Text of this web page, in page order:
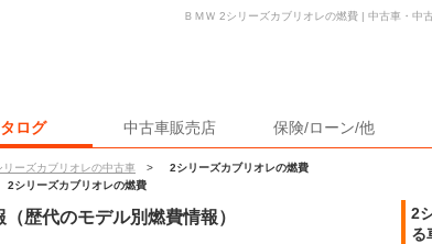
ログ 中古車販売店 保険/ローン/他
リーズカブリオレの中古車 >
2シリーズカブリオレの燃費
2シリーズカブリオレの燃費
ＢＭＷ 2シリーズカブリオレの燃費 | 中古車・中
歴代のモデル別燃費情報）
2
る